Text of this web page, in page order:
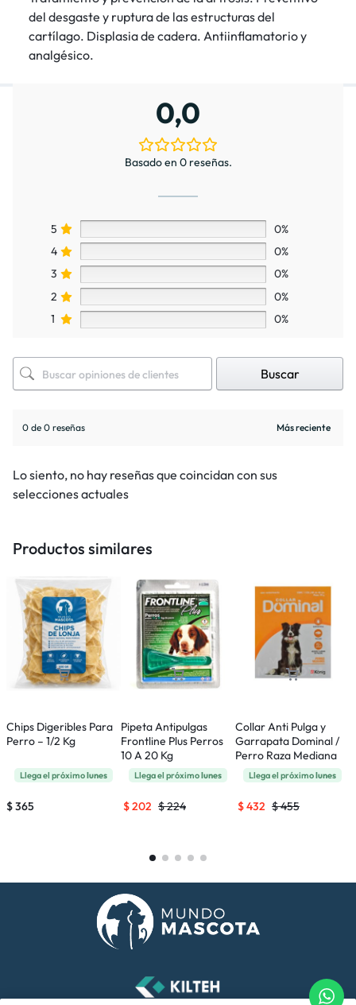
del desgaste y ruptura de las estructuras del
cartílago. Displasia de cadera. Antiinflamatorio y
analgésico.
0,0
Basado en 0 reseñas.
5
0%
4
0%
3
0%
2
0%
1
0%
Buscar
0 de 0 reseñas
Lo siento, no hay reseñas que coincidan con sus
selecciones actuales
Productos similares
Chips Digeribles Para
Perro – 1/2 Kg
Llega el próximolunes
$365
Pipeta Antipulgas
Frontline Plus Perros
10 A 20 Kg
Llega el próximolunes
$224
$202
Collar Anti Pulga y
Garrapata Dominal /
Perro Raza Mediana
Llega el próximolunes
$455
$432